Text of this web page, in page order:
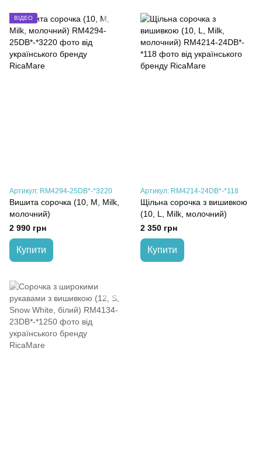
ВІДЕО
Артикул: RM4294-25DB*-*3220
Вишита сорочка (10, M, Milk,
молочний)
2 990 грн
Купити
Артикул: RM4214-24DB*-*118
Щільна сорочка з вишивкою
(10, L, Milk, молочний)
2 350 грн
Купити